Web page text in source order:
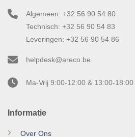
Informatie
Over Ons
Algemeen: +32 56 90 54 80
Technisch: +32 56 90 54 83
Leveringen: +32 56 90 54 86
helpdesk@areco.be
Ma-Vrij 9:00-12:00 & 13:00-18:00